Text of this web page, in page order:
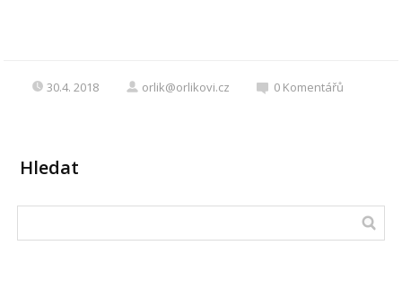
30.4. 2018 orlik@orlikovi.cz 0 Komentářů
Hledat